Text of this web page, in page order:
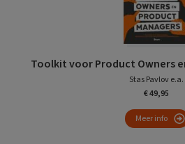
Toolkit voor Product Owners
Stas Pavlov e.a.
€ 49,95
Meer info